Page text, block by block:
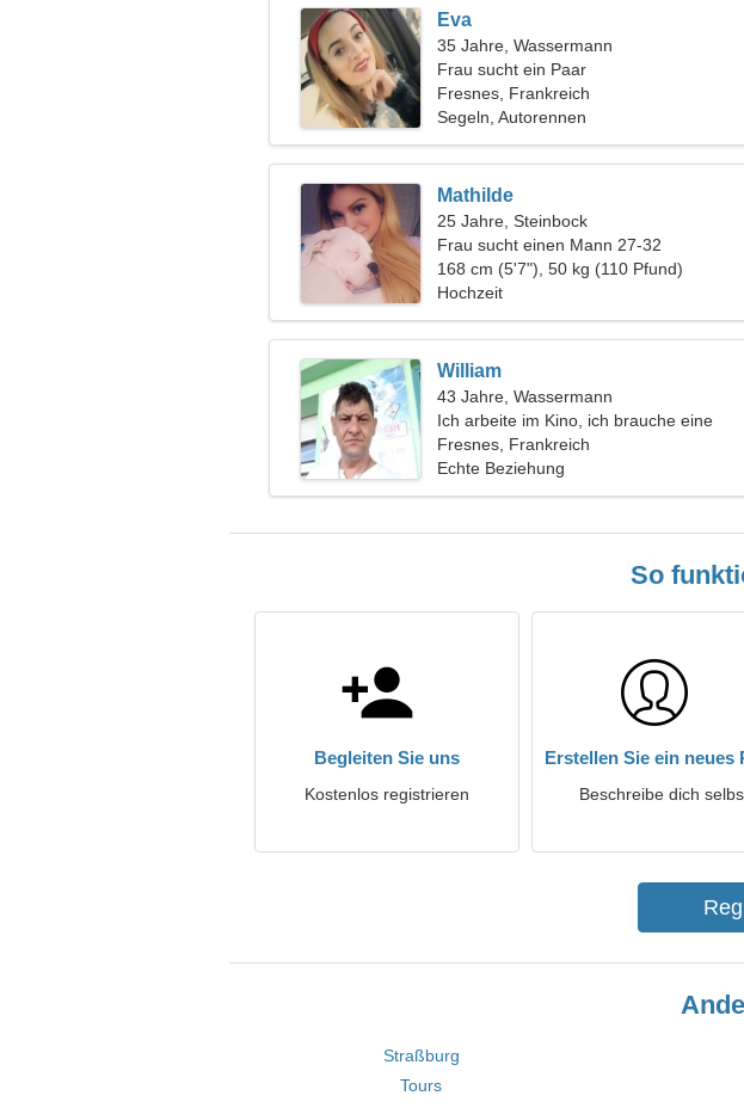
Eva
35 Jahre, Wassermann
Frau sucht ein Paar
Fresnes, Frankreich
Segeln, Autorennen
Mathilde
25 Jahre, Steinbock
Frau sucht einen Mann 27-32
168 cm (5'7"), 50 kg (110 Pfund)
Hochzeit
William
43 Jahre, Wassermann
Ich arbeite im Kino, ich brauche eine
verspielte Frau
Fresnes, Frankreich
Echte Beziehung
So
Begleiten Sie uns
Kostenlos registrieren
Erstellen Sie ein neues
Beschreibe dich
Straßburg
Tours